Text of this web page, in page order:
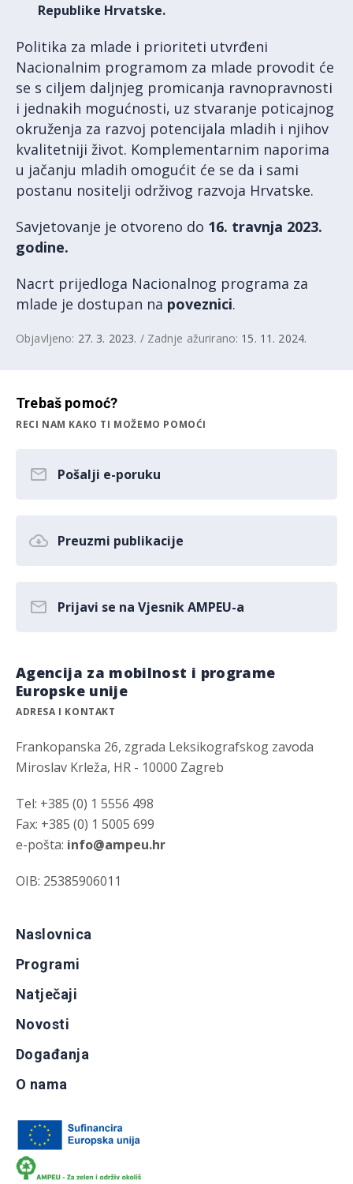
Republike Hrvatske.
Politika za mlade i prioriteti utvrđeni
Nacionalnim programom za mlade provodit će
se s ciljem daljnjeg promicanja ravnopravnosti
i jednakih mogućnosti, uz stvaranje poticajnog
okruženja za razvoj potencijala mladih i njihov
kvalitetniji život. Komplementarnim naporima
u jačanju mladih omogućit će se da i sami
postanu nositelji održivog razvoja Hrvatske.
Savjetovanje je otvoreno do 16. travnja 2023.
godine.
Nacrt prijedloga Nacionalnog programa za
mlade je dostupan na poveznici.
Objavljeno: 27. 3. 2023. / Zadnje ažurirano: 15. 11. 2024.
Trebaš pomoć?
RECI NAM KAKO TI MOŽEMO POMOĆI
Pošalji e-poruku
Preuzmi publikacije
Prijavi se na Vjesnik AMPEU-a
Agencija za mobilnost i programe
Europske unije
ADRESA I KONTAKT
Frankopanska 26, zgrada Leksikografskog zavoda
Miroslav Krleža, HR - 10000 Zagreb
Tel: +385 (0) 1 5556 498
Fax: +385 (0) 1 5005 699
e-pošta: info@ampeu.hr
OIB: 25385906011
Naslovnica
Programi
Natječaji
Novosti
Događanja
O nama